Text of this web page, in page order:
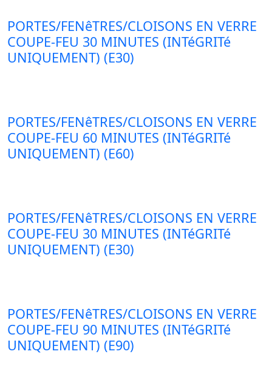
PORTES/FENêTRES/CLOISONS EN VERRE
COUPE-FEU 30 MINUTES (INTéGRITé
UNIQUEMENT) (E30)
PORTES/FENêTRES/CLOISONS EN VERRE
COUPE-FEU 60 MINUTES (INTéGRITé
UNIQUEMENT) (E60)
PORTES/FENêTRES/CLOISONS EN VERRE
COUPE-FEU 30 MINUTES (INTéGRITé
UNIQUEMENT) (E30)
PORTES/FENêTRES/CLOISONS EN VERRE
COUPE-FEU 90 MINUTES (INTéGRITé
UNIQUEMENT) (E90)